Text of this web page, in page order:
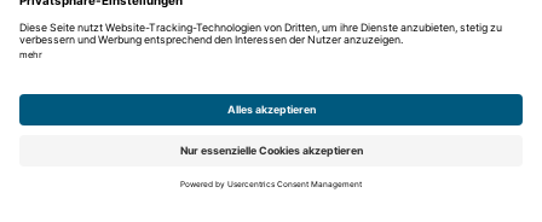
Datenschutz
Facebook
Instagram